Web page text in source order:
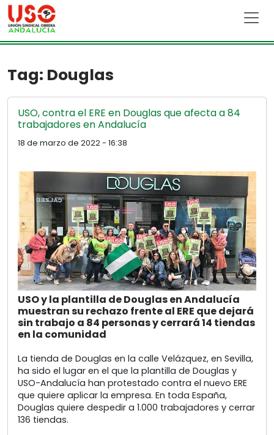
Skip to main content
Tag: Douglas
USO, contra el ERE en Douglas que afecta a 84
trabajadores en Andalucía
18 de marzo de 2022 - 16:38
USO y la plantilla de Douglas en Andalucía
muestran su rechazo frente al ERE que dejará
sin trabajo a 84 personas y cerrará 14 tiendas
en la comunidad
La tienda de Douglas en la calle Velázquez, en Sevilla,
ha sido el lugar en el que la plantilla de Douglas y
USO-Andalucía han protestado contra el nuevo ERE
que quiere aplicar la empresa. En toda España,
Douglas quiere despedir a 1.000 trabajadores y cerrar
136 tiendas.